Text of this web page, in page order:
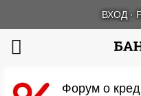
ВХОД ·
Форум о